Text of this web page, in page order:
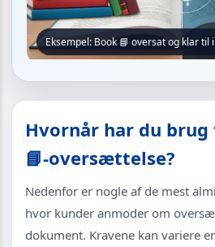
Eksempel: Book 📘 oversat og klar til
Hvornår har du brug
📘-oversættelse?
Nedenfor er nogle af de mest
hvor kunder anmoder om
dokument. Kravene kan variere